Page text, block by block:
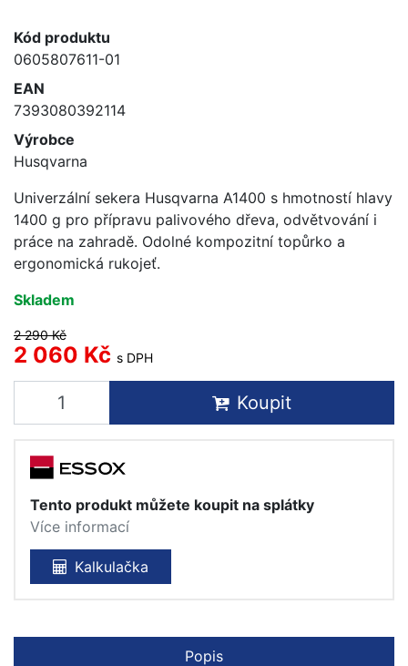
Kód produktu
0605807611-01
EAN
7393080392114
Výrobce
Husqvarna
Univerzální sekera Husqvarna A1400 s hmotností hlavy
1400 g pro přípravu palivového dřeva, odvětvování i
práce na zahradě. Odolné kompozitní topůrko a
ergonomická rukojeť.
Skladem
2 290 Kč
2 060 Kč s DPH
Koupit
Tento produkt můžete koupit na splátky
Více informací
Kalkulačka
Popis